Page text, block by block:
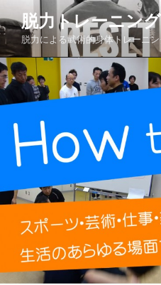
ン
テ
ン
ツ
へ
脱力トレーニン
脱力による武術的身体トレーニ